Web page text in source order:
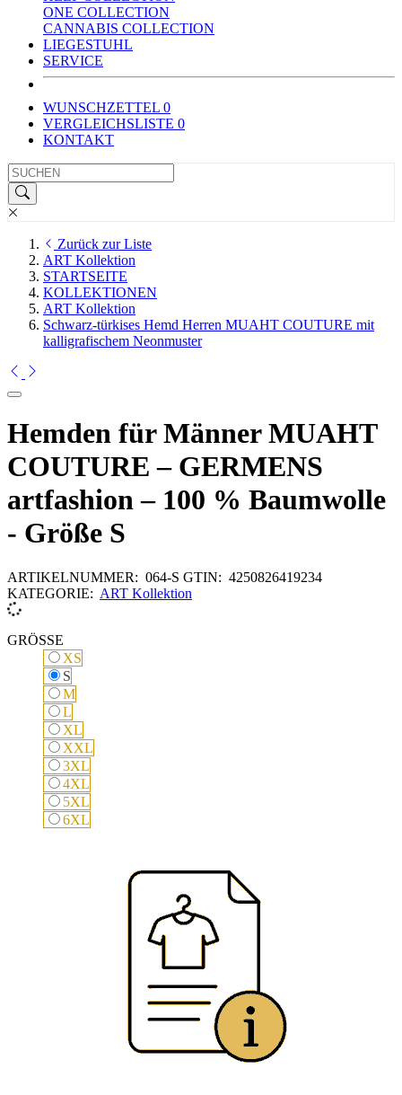
ONE COLLECTION
CANNABIS COLLECTION
LIEGESTUHL
SERVICE
WUNSCHZETTEL 0
VERGLEICHSLISTE 0
KONTAKT
Zurück zur Liste
ART Kollektion
STARTSEITE
KOLLEKTIONEN
ART Kollektion
Schwarz-türkises Hemd Herren MUAHT COUTURE mit
kalligrafischem Neonmuster
Hemden für Männer MUAHT
COUTURE – GERMENS
artfashion – 100 % Baumwolle
- Größe S
ARTIKELNUMMER: 064-S GTIN: 4250826419234
KATEGORIE: ART Kollektion
GRÖSSE
XSXS
SS
MM
LL
XLXL
XXLXXL
3XL3XL
4XL4XL
5XL5XL
6XL6XL